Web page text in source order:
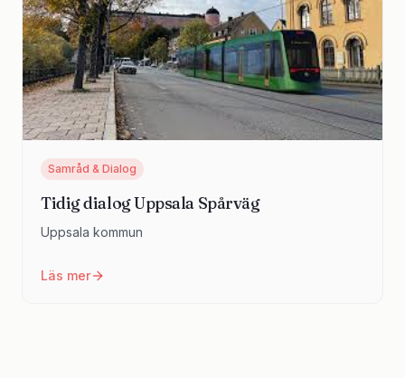
Samråd & Dialog
Tidig dialog Uppsala Spårväg
Uppsala kommun
Läs mer